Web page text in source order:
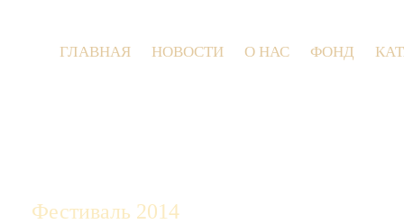
ГЛАВНАЯ НОВОСТИ О НАС ФОНД
Фестиваль 2014